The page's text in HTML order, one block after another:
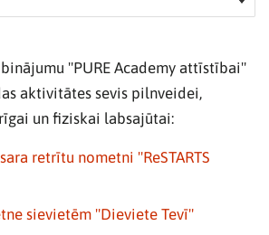
"PURE Academy attīstībai"
aktivitātes sevis pilnveidei,
un fiziskai labsajūtai:
retrītu nometni "ReSTARTS
sievietēm "Dieviete Tevī"